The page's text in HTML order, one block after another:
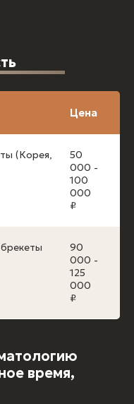
Цена
(Корея,
50
000 -
100
000
₽
90
000 -
125
000
₽
время,